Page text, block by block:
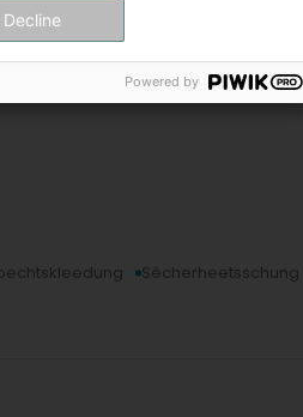
Sécherheetsschung
Decline
Powered by